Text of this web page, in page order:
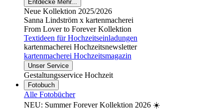
Entdecke Mehr...
Neue Kollektion 2025/2026
Sanna Lindström x kartenmacherei
From Lover to Forever Kollektion
Textideen für Hochzeitseinladungen
kartenmacherei Hochzeitsnewsletter
kartenmacherei Hochzeitsmagazin
Unser Service
Gestaltungsservice Hochzeit
Fotobuch
Alle Fotobücher
NEU: Summer Forever Kollektion 2026 ☀️